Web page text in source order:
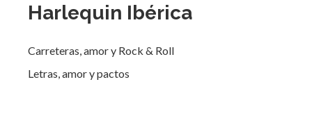
Harlequin Ibérica
Carreteras, amor y Rock & Roll
Letras, amor y pactos